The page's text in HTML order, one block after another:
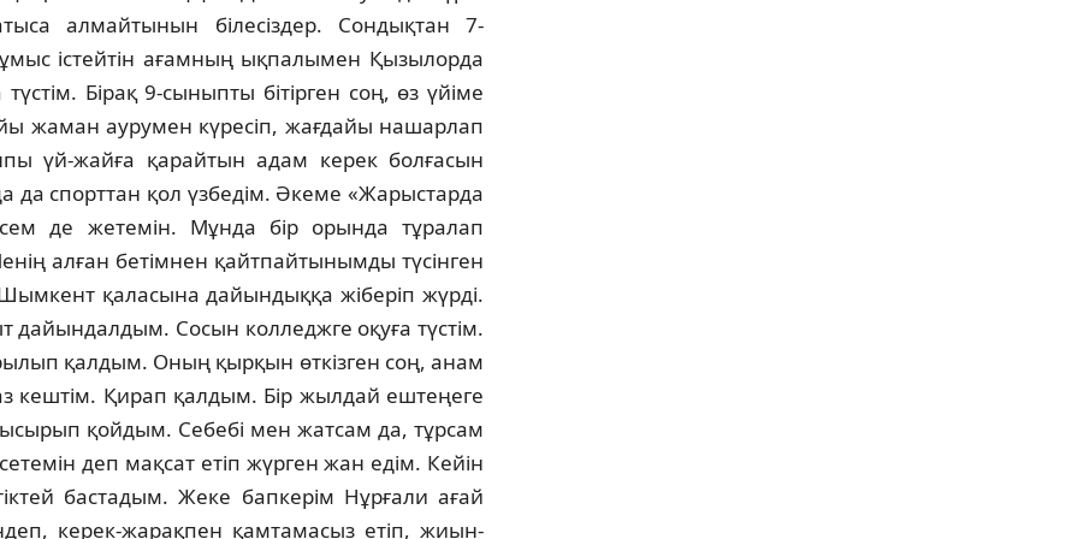
алмайтынын біле­сіздер. Сондықтан 7-
істейтін ағамның ық­палымен Қызылорда
Бірақ 9-сы­ныпты бітірген соң, өз үйіме
жаман ауру­мен күресіп, жағдайы нашарлап
үй-жайға қарайтын адам керек болғасын
спорттан қол үзбедім. Әкеме «Жарыстарда
де жетемін. Мұнда бір орында тұралап
алған бетімнен қайтпайтынымды түсінген
қаласына дайындыққа жіберіп жүрді.
Сосын колледжге оқуға түстім.
қалдым. Оның қырқын өткізген соң, анам
кештім. Қи­рап қалдым. Бір жылдай ештеңеге
қойдым. Себебі мен жатсам да, тұрсам
деп мақсат етіп жүрген жан едім. Кейін
бастадым. Жеке бапкерім Нұрғали ағай
керек-жарақпен қамтамасыз етіп, жиын­